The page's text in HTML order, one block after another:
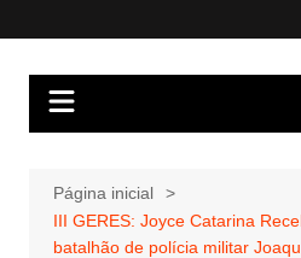
Página inicial
III GERES: Joyce Catarina
batalhão de polícia militar